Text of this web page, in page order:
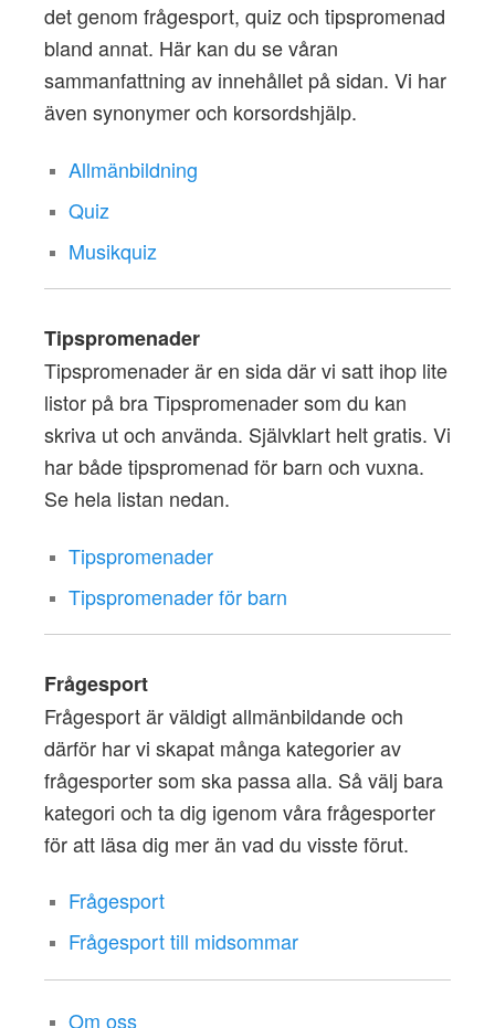
det genom frågesport, quiz och tipspromenad
bland annat. Här kan du se våran
sammanfattning av innehållet på sidan. Vi har
även synonymer och korsordshjälp.
Allmänbildning
Quiz
Musikquiz
Tipspromenader
Tipspromenader är en sida där vi satt ihop lite
listor på bra Tipspromenader som du kan
skriva ut och använda. Självklart helt gratis. Vi
har både tipspromenad för barn och vuxna.
Se hela listan nedan.
Tipspromenader
Tipspromenader för barn
Frågesport
Frågesport är väldigt allmänbildande och
därför har vi skapat många kategorier av
frågesporter som ska passa alla. Så välj bara
kategori och ta dig igenom våra frågesporter
för att läsa dig mer än vad du visste förut.
Frågesport
Frågesport till midsommar
Om oss